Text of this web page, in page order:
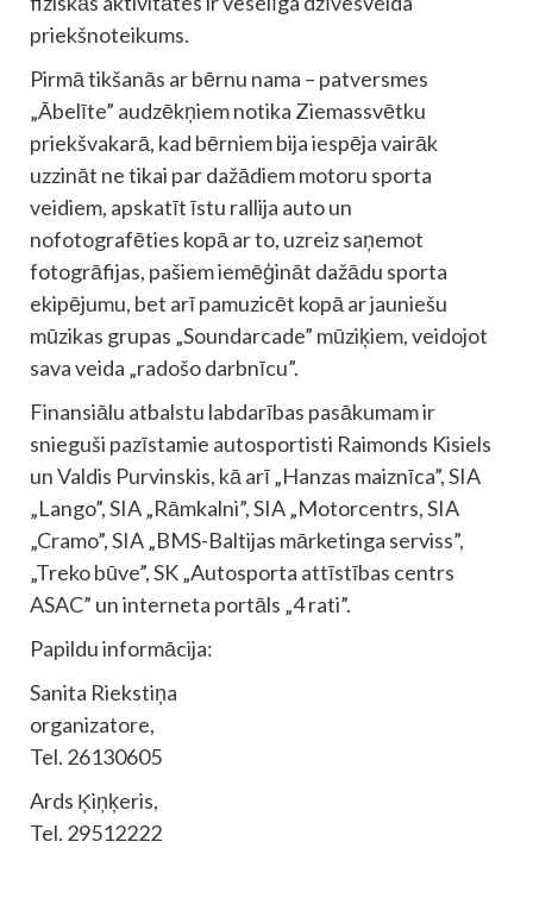
priekšnoteikums.
Pirmā tikšanās ar bērnu nama – patversmes
„Ābelīte” audzēkņiem notika Ziemassvētku
priekšvakarā, kad bērniem bija iespēja vairāk
uzzināt ne tikai par dažādiem motoru sporta
veidiem, apskatīt īstu rallija auto un
nofotografēties kopā ar to, uzreiz saņemot
fotogrāfijas, pašiem iemēģināt dažādu sporta
ekipējumu, bet arī pamuzicēt kopā ar jauniešu
mūzikas grupas „Soundarcade” mūziķiem, veidojot
sava veida „radošo darbnīcu”.
Finansiālu atbalstu labdarības pasākumam ir
snieguši pazīstamie autosportisti Raimonds Kisiels
un Valdis Purvinskis, kā arī „Hanzas maiznīca”, SIA
„Lango”, SIA „Rāmkalni”, SIA „Motorcentrs, SIA
„Cramo”, SIA „BMS-Baltijas mārketinga serviss”,
„Treko būve”, SK „Autosporta attīstības centrs
ASAC” un interneta portāls „4 rati”.
Papildu informācija:
Sanita Riekstiņa
organizatore,
Tel. 26130605
Ards Ķiņķeris,
Tel. 29512222